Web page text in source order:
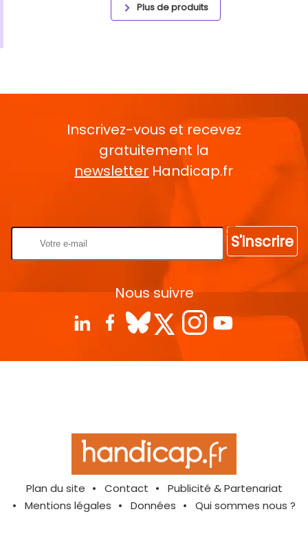
Plus de produits
Inscrivez-vous et recevez
gratuitement la
newsletter Handicap.fr
S'inscrire
Nous suivre
Plan du site Contact
Publicité & Partenariat
Mentions légales
Données Qui sommes nous ?